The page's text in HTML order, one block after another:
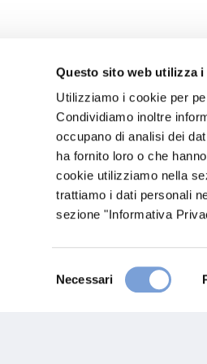
Questo sito web utilizza i
Utilizziamo i cookie per
Condividiamo inoltre
occupano di analisi dei
ha fornito loro o che
cookie utilizziamo nella
trattiamo i dati personali
sezione "Informativa
del
Necessari
Hai
Trova
nostro